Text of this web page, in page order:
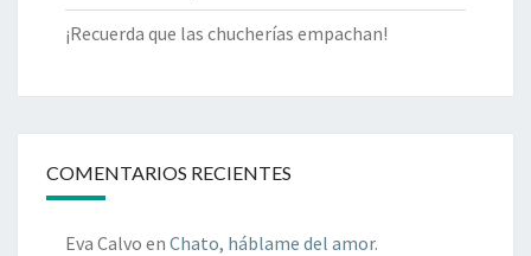
¡Recuerda que las chucherías empachan!
COMENTARIOS RECIENTES
Eva Calvo en Chato, háblame del amor.